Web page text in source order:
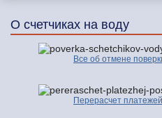
О счетчиках на воду
Все об отмене
Перерасчет